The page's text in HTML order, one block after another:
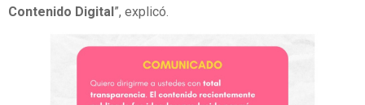
Contenido Digital”, explicó.